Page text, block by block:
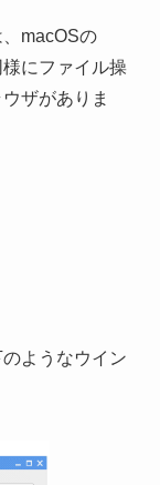
macOSの
にファイル操
ザがありま
ようなウイン